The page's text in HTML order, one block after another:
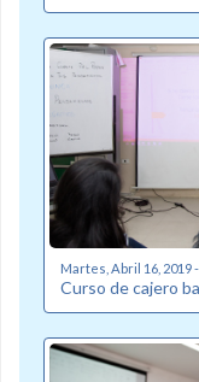
Martes, Abril 16, 2019 -
Curso de cajero